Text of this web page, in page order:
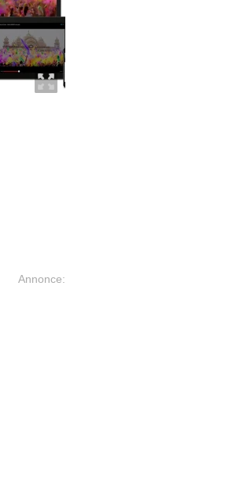
Annonce: